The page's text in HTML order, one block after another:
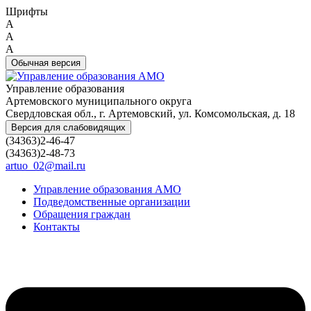
Шрифты
A
A
A
Обычная версия
Управление образования
Артемовского муниципального округа
Свердловская обл., г. Артемовский, ул. Комсомольская, д. 18
Версия для слабовидящих
(34363)2-46-47
(34363)2-48-73
artuo_02@mail.ru
Управление образования АМО
Подведомственные организации
Обращения граждан
Контакты